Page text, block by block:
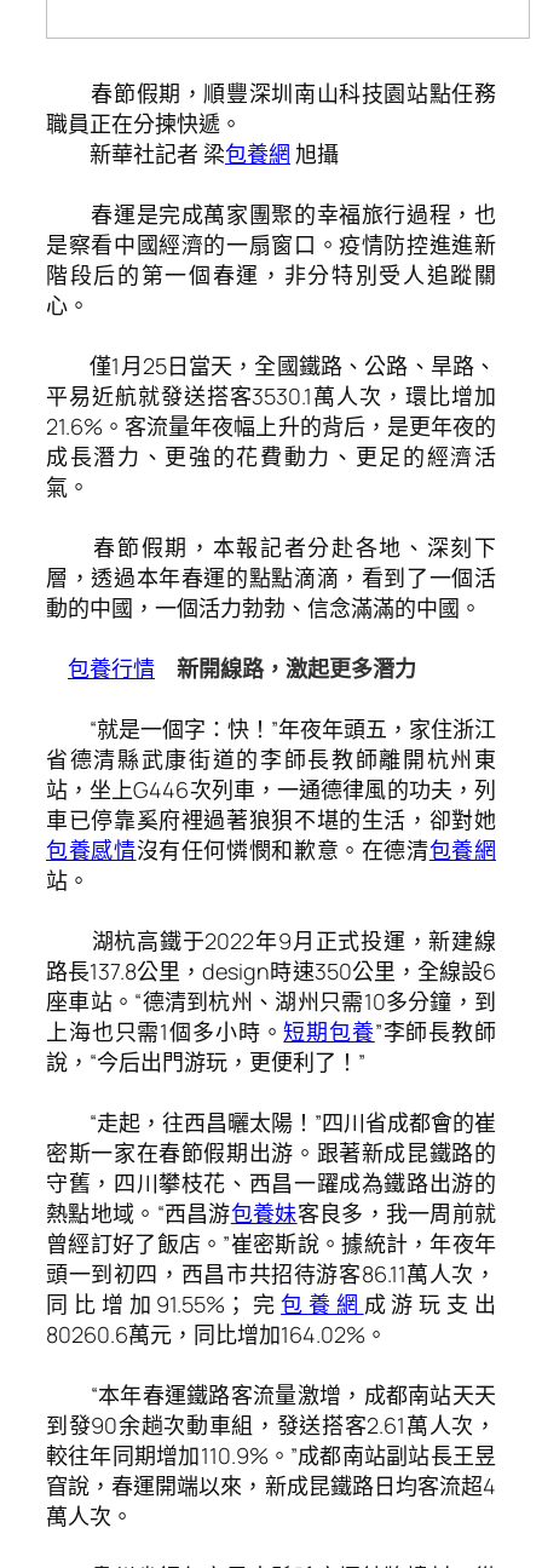
春節假期，順豐深圳南山科技園站點任務
職員正在分揀快遞。
新華社記者 梁包養網 旭攝
春運是完成萬家團聚的幸福旅行過程，也
是察看中國經濟的一扇窗口。疫情防控進進新
階段后的第一個春運，非分特別受人追蹤關
心。
僅1月25日當天，全國鐵路、公路、旱路、
平易近航就發送搭客3530.1萬人次，環比增加
21.6%。客流量年夜幅上升的背后，是更年夜的
成長潛力、更強的花費動力、更足的經濟活
氣。
春節假期，本報記者分赴各地、深刻下
層，透過本年春運的點點滴滴，看到了一個活
動的中國，一個活力勃勃、信念滿滿的中國。
包養行情 新開線路，激起更多潛力
“就是一個字：快！”年夜年頭五，家住浙江
省德清縣武康街道的李師長教師離開杭州東
站，坐上G446次列車，一通德律風的功夫，列
車已停靠奚府裡過著狼狽不堪的生活，卻對她
包養感情沒有任何憐憫和歉意。在德清包養網
站。
湖杭高鐵于2022年9月正式投運，新建線
路長137.8公里，design時速350公里，全線設6
座車站。“德清到杭州、湖州只需10多分鐘，到
上海也只需1個多小時。短期包養”李師長教師
說，“今后出門游玩，更便利了！”
“走起，往西昌曬太陽！”四川省成都會的崔
密斯一家在春節假期出游。跟著新成昆鐵路的
守舊，四川攀枝花、西昌一躍成為鐵路出游的
熱點地域。“西昌游包養妹客良多，我一周前就
曾經訂好了飯店。”崔密斯說。據統計，年夜年
頭一到初四，西昌市共招待游客86.11萬人次，
同比增加91.55%；完包養網 成游玩支出
80260.6萬元，同比增加164.02%。
“本年春運鐵路客流量激增，成都南站天天
到發90余趟次動車組，發送搭客2.61萬人次，
較往年同期增加110.9%。”成都南站副站長王昱
窅說，春運開端以來，新成昆鐵路日均客流超4
萬人次。